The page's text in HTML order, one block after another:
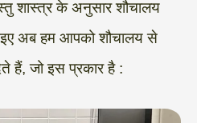
शास्त्र के अनुसार शौचालय
अब हम आपको शौचालय से
हैं, जो इस प्रकार है :